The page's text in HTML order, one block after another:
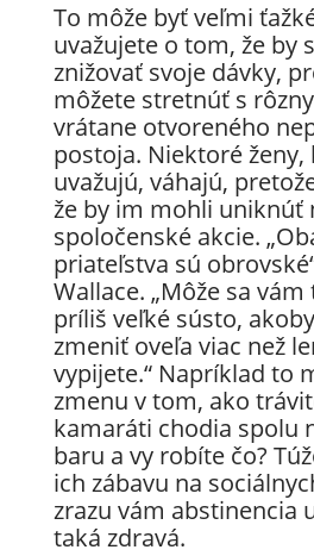
To môže byť veľmi
uvažujete o tom, že by
znižovať svoje dávky,
môžete stretnúť s
vrátane otvoreného
postoja. Niektoré
uvažujú, váhajú,
že by im mohli uniknúť
spoločenské akcie.
priateľstva sú
Wallace. „Môže sa
príliš veľké sústo,
zmeniť oveľa viac než
vypijete.“ Napríklad to
zmenu v tom, ako
kamaráti chodia spolu
baru a vy robíte čo?
ich zábavu na
zrazu vám abstinencia
taká zdravá.